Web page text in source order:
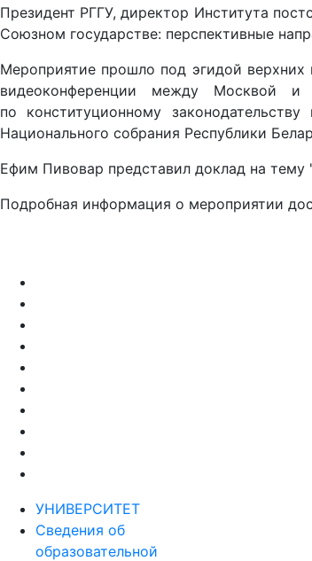
Президент РГГУ, директор Института
Союзном государстве: перспективные
Мероприятие прошло под эгидой
видеоконференции между Москвой и
по конституционному
Национального собрания Республики
Ефим Пивовар представил доклад на
Подробная информация о мероприятии
УНИВЕРСИТЕТ
Сведения об
образовательной